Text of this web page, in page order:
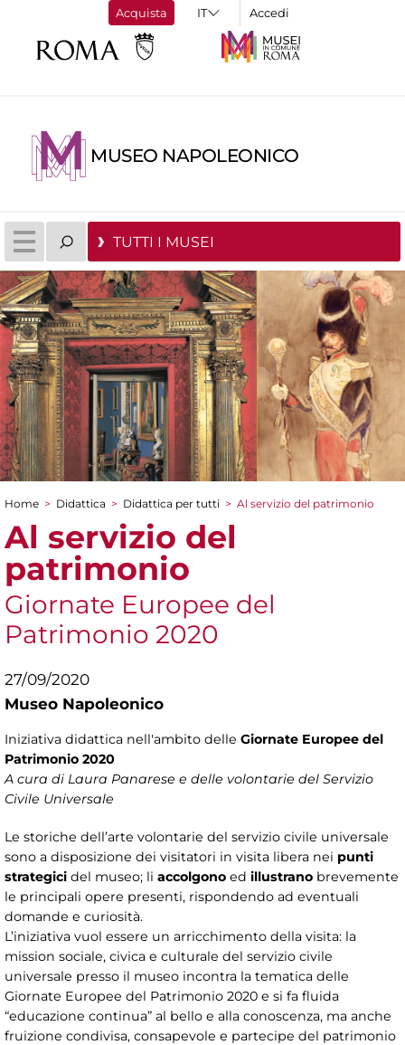
Acquista Accedi
MUSEO NAPOLEONICO
TUTTI I MUSEI
Tu sei qui
Home > Didattica > Didattica per tutti > Al servizio del patrimonio
Al servizio del
patrimonio
Giornate Europee del
Patrimonio 2020
27/09/2020
Museo Napoleonico
Iniziativa didattica nell'ambito delle Giornate Europee del
Patrimonio 2020
A cura di Laura Panarese e delle volontarie del Servizio
Civile Universale
Le storiche dell’arte volontarie del servizio civile universale
sono a disposizione dei visitatori in visita libera nei punti
strategici del museo; li accolgono ed illustrano brevemente
le principali opere presenti, rispondendo ad eventuali
domande e curiosità.
L’iniziativa vuol essere un arricchimento della visita: la
mission sociale, civica e culturale del servizio civile
universale presso il museo incontra la tematica delle
Giornate Europee del Patrimonio 2020 e si fa fluida
“educazione continua” al bello e alla conoscenza, ma anche
fruizione condivisa, consapevole e partecipe del patrimonio